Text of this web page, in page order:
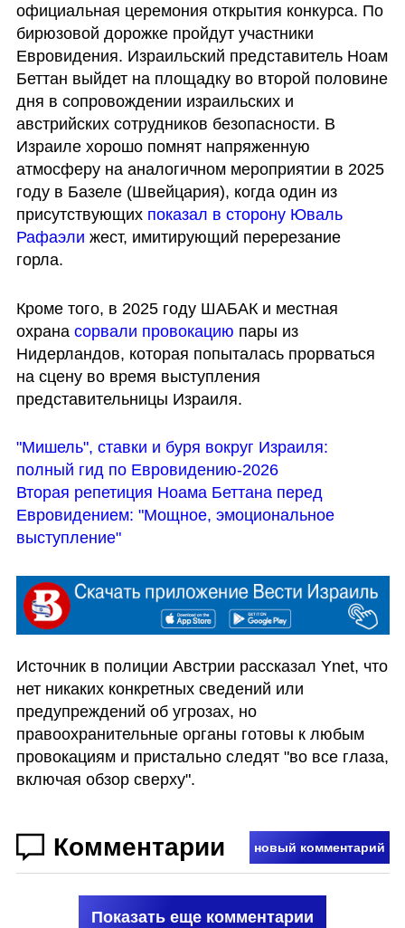
официальная церемония открытия конкурса. По
бирюзовой дорожке пройдут участники
Евровидения. Израильский представитель Ноам
Беттан выйдет на площадку во второй половине
дня в сопровождении израильских и
австрийских сотрудников безопасности. В
Израиле хорошо помнят напряженную
атмосферу на аналогичном мероприятии в 2025
году в Базеле (Швейцария), когда один из
присутствующих показал в сторону Юваль
Рафаэли жест, имитирующий перерезание
горла.
Кроме того, в 2025 году ШАБАК и местная
охрана сорвали провокацию пары из
Нидерландов, которая попыталась прорваться
на сцену во время выступления
представительницы Израиля.
"Мишель", ставки и буря вокруг Израиля:
полный гид по Евровидению-2026
Вторая репетиция Ноама Беттана перед
Евровидением: "Мощное, эмоциональное
выступление"
Источник в полиции Австрии рассказал Ynet, что
нет никаких конкретных сведений или
предупреждений об угрозах, но
правоохранительные органы готовы к любым
провокациям и пристально следят "во все глаза,
включая обзор сверху".
Комментарии новый комментарий
Показать еще комментарии